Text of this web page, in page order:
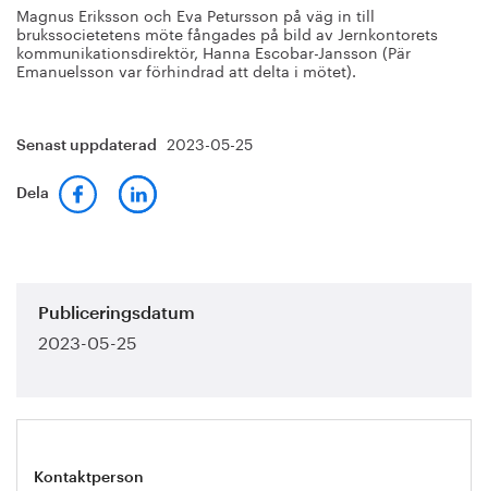
Magnus Eriksson och Eva Petursson på väg in till
brukssocietetens möte fångades på bild av Jernkontorets
kommunikationsdirektör, Hanna Escobar-Jansson (Pär
Emanuelsson var förhindrad att delta i mötet).
Senast uppdaterad 2023-05-25
Dela
Publiceringsdatum
2023-05-25
Kontaktperson